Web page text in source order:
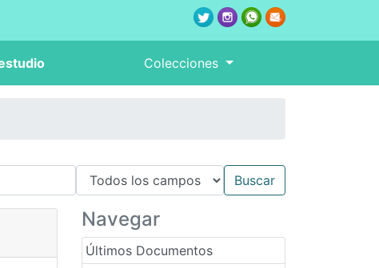
Colecciones
Navegar
Últimos Documentos